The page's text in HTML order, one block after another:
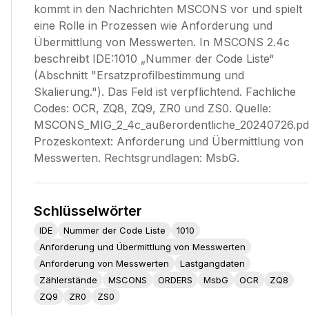
kommt in den Nachrichten MSCONS vor und spielt
eine Rolle in Prozessen wie Anforderung und
Übermittlung von Messwerten. In MSCONS 2.4c
beschreibt IDE:1010 „Nummer der Code Liste“
(Abschnitt "Ersatzprofilbestimmung und
Skalierung."). Das Feld ist verpflichtend. Fachliche
Codes: OCR, ZQ8, ZQ9, ZR0 und ZS0. Quelle:
Prozeskontext: Anforderung und Übermittlung von
Messwerten. Rechtsgrundlagen: MsbG.
Schlüsselwörter
IDE Nummer der Code Liste
1010
Anforderung und Übermittlung von Messwerten
Anforderung von Messwerten
Lastgangdaten
Zählerstände
MSCONS ORDERS MsbG OCR
ZQ8
ZQ9
ZR0 ZS0